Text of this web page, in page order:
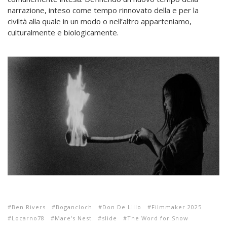
narrazione, inteso come tempo rinnovato della e per la
civiltà alla quale in un modo o nell’altro apparteniamo,
culturalmente e biologicamente.
Ben Rivers Bogancloch Don De Lillo
Filmmaker 2025
Locarno78
Mare's Nest slide The Word for Snow